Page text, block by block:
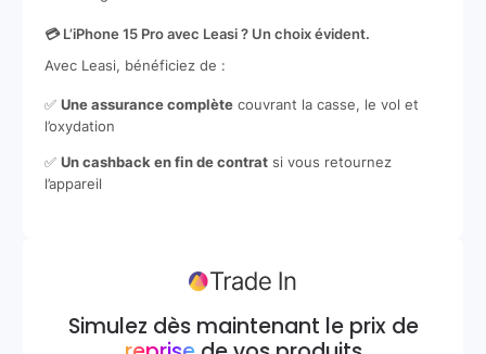
💳 L’iPhone 15 Pro avec Leasi ? Un choix évident.
Avec Leasi, bénéficiez de :
✅ Une assurance complètecouvrant la casse, le vol et
l’oxydation
✅ Un cashback en fin de contratsi vous retournez
l’appareil
Simulez dès maintenant le prix de